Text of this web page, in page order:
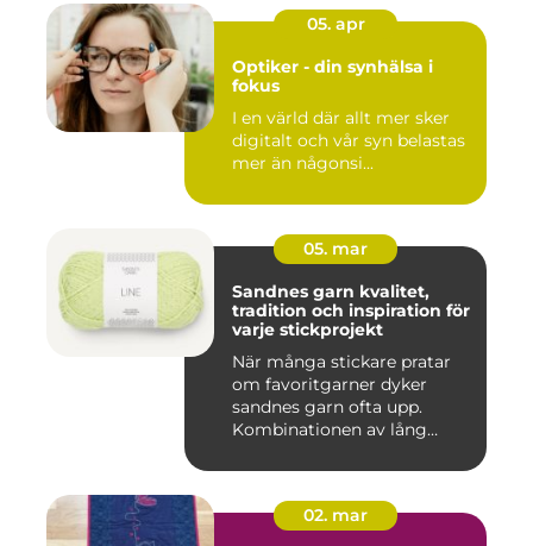
05. apr
Optiker - din synhälsa i
fokus
I en värld där allt mer sker
digitalt och vår syn belastas
mer än någonsi...
05. mar
Sandnes garn kvalitet,
tradition och inspiration för
varje stickprojekt
När många stickare pratar
om favoritgarner dyker
sandnes garn ofta upp.
Kombinationen av lång
02. mar